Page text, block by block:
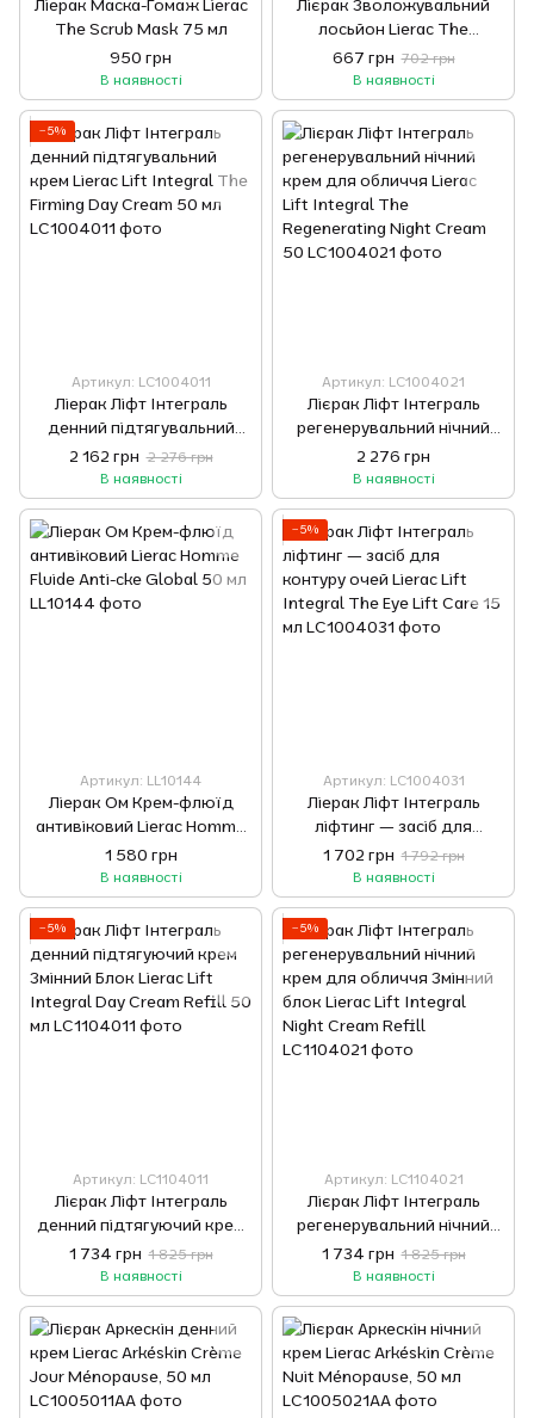
Ліерак Маска-Гомаж Lierac
The Scrub Mask 75 мл
950 грн
В наявності
Лієрак Зволожувальний
лосьйон Lierac The
Moisturising Lotion 200 мл
667 грн 702 грн
В наявності
−5%
Артикул: LC1004011
Ліерак Ліфт Інтеграль
денний підтягувальний
крем Lierac Lift Integral The
Firming Day Cream 50 мл
2 162 грн 2 276 грн
В наявності
Артикул: LC1004021
Лієрак Ліфт Інтеграль
регенерувальний нічний
крем для обличчя Lierac
Lift Integral The
Regenerating Night Cream
50
2 276 грн
В наявності
Артикул: LL10144
Ліерак Ом Крем-флюїд
антивіковий Lierac Homme
Fluide Anti-cke Global 50 мл
1 580 грн
В наявності
−5%
Артикул: LC1004031
Ліерак Ліфт Інтеграль
ліфтинг — засіб для
контуру очей Lierac Lift
Integral The Eye Lift Care 15
мл
1 702 грн 1 792 грн
В наявності
−5%
Артикул: LC1104011
Лієрак Ліфт Інтеграль
денний підтягуючий крем
Змінний Блок Lierac Lift
Integral Day Cream Refill 50
мл
1 734 грн 1 825 грн
В наявності
−5%
Артикул: LC1104021
Лієрак Ліфт Інтеграль
регенерувальний нічний
крем для обличчя Змінний
блок Lierac Lift Integral
Night Cream Refill
1 734 грн 1 825 грн
В наявності